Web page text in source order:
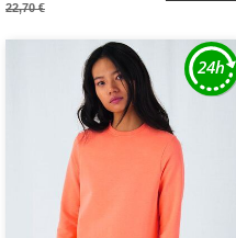
22,70 €